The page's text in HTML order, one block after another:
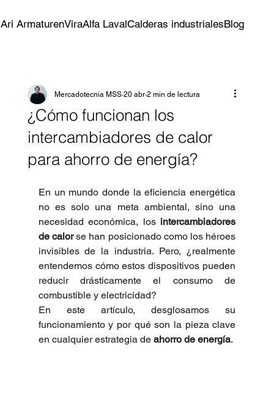
Ari ArmaturenViraAlfa LavalCalderas industrialesBlog
¿Cómo funcionan los
intercambiadores de calor
para ahorro de energía?
Mercadotecnia MSS 20 abr 2 min de lectura
En un mundo donde la eficiencia energética
no es solo una meta ambiental, sino una
necesidad económica, los intercambiadores
de calor se han posicionado como los héroes
invisibles de la industria. Pero, ¿realmente
entendemos cómo estos dispositivos pueden
reducir drásticamente el consumo de
combustible y electricidad?
En este artículo, desglosamos su
funcionamiento y por qué son la pieza clave
en cualquier estrategia de ahorro de energía.